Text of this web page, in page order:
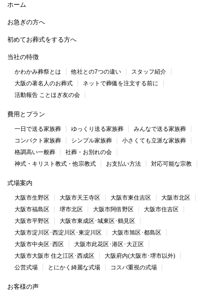
ホーム
お急ぎの方へ
初めてお葬式をする方へ
当社の特徴
かわかみ葬祭とは 他社との7つの違い
スタッフ紹介
大阪の著名人のお葬式
ネットで葬儀を注文する前に
活動報告 ことほぎ友の会
費用とプラン
一日で送る家族葬 ゆっくり送る家族葬
みんなで送る家族葬
コンパクト家族葬
シンプル家族葬
小さくても立派な家族葬
格調高い一般葬
社葬・お別れの会
神式・キリスト教式・他宗教式
お支払い方法 対応可能な宗教
式場案内
大阪市生野区 大阪市天王寺区 大阪市東住吉区
大阪市北区
大阪市福島区
堺市北区 大阪市阿倍野区
大阪市住吉区
大阪市平野区
大阪市東成区･城東区･鶴見区
大阪市淀川区･西淀川区･東淀川区
大阪市旭区･都島区
大阪市中央区･西区
大阪市此花区･港区･大正区
大阪市大阪市 住之江区･西成区
大阪府内(大阪市･堺市以外)
公営式場
とにかく綺麗な式場 コスパ重視の式場
お客様の声